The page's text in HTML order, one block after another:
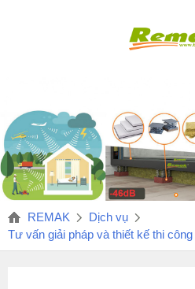
REMAK
Dịch vụ
Tư vấn giải pháp và thiết kế thi